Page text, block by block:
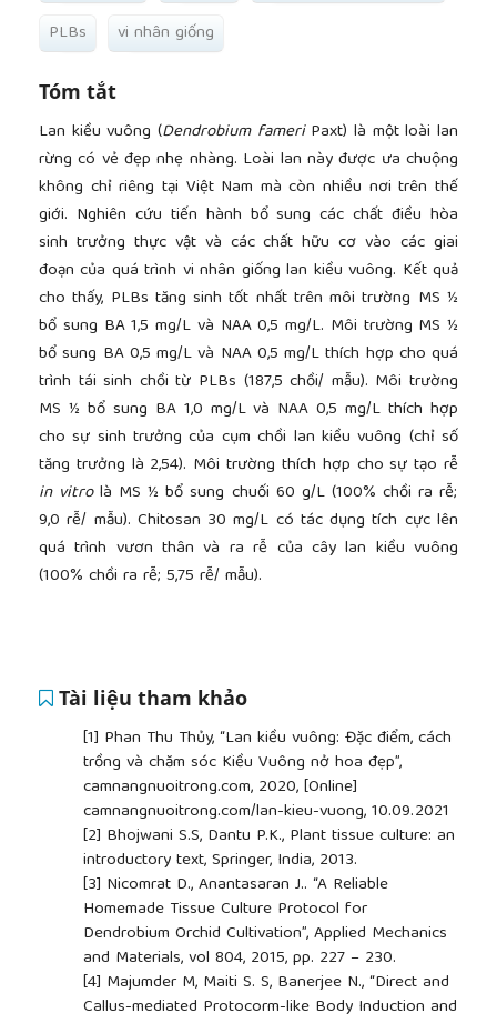
PLBs
vi nhân giống
Tóm tắt
Lan kiều vuông (Dendrobium fameriPaxt) là một loài lan
rừng có vẻ đẹp nhẹ nhàng. Loài lan này được ưa chuộng
không chỉ riêng tại Việt Nam mà còn nhiều nơi trên thế
giới. Nghiên cứu tiến hành bổ sung các chất điều hòa
sinh trưởng thực vật và các chất hữu cơ vào các giai
đoạn của quá trình vi nhân giống lan kiều vuông. Kết quả
cho thấy, PLBs tăng sinh tốt nhất trên môi trường MS ½
bổ sung BA 1,5 mg/L và NAA 0,5 mg/L. Môi trường MS ½
bổ sung BA 0,5 mg/L và NAA 0,5 mg/L thích hợp cho quá
trình tái sinh chồi từ PLBs (187,5 chồi/ mẫu). Môi trường
MS ½ bổ sung BA 1,0 mg/L và NAA 0,5 mg/L thích hợp
cho sự sinh trưởng của cụm chồi lan kiều vuông (chỉ số
tăng trưởng là 2,54). Môi trường thích hợp cho sự tạo rễ
in vitrolà MS ½ bổ sung chuối 60 g/L (100% chồi ra rễ;
9,0 rễ/ mẫu). Chitosan 30 mg/L có tác dụng tích cực lên
quá trình vươn thân và ra rễ của cây lan kiều vuông
(100% chồi ra rễ; 5,75 rễ/ mẫu).
Tài liệu tham khảo
[1] Phan Thu Thủy, “Lan kiều vuông: Đặc điểm, cách
trồng và chăm sóc Kiều Vuông nở hoa đẹp”,
camnangnuoitrong.com, 2020, [Online]
camnangnuoitrong.com/lan-kieu-vuong, 10.09.2021
[2] Bhojwani S.S, Dantu P.K., Plant tissue culture: an
introductory text, Springer, India, 2013.
[3] Nicomrat D., Anantasaran J.. “A Reliable
Homemade Tissue Culture Protocol for
Dendrobium Orchid Cultivation”, Applied Mechanics
and Materials, vol 804, 2015, pp. 227 – 230.
[4] Majumder M, Maiti S. S, Banerjee N., “Direct and
Callus-mediated Protocorm-like Body Induction and